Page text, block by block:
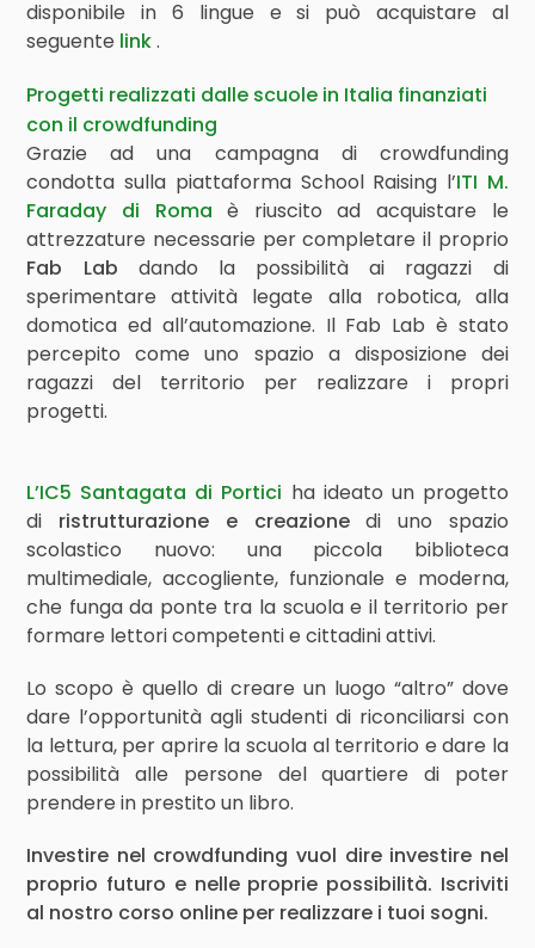
disponibile in 6 lingue e si può acquistare al
seguente link.
Progetti realizzati dalle scuole in Italia finanziati
con il crowdfunding
Grazie ad una campagna di crowdfunding
condotta sulla piattaforma School Raising l’ITI M.
Faraday di Romaè riuscito ad acquistare le
attrezzature necessarie per completare il proprio
Fab Lab dando la possibilità ai ragazzi di
sperimentare attività legate alla robotica, alla
domotica ed all’automazione. Il Fab Lab è stato
percepito come uno spazio a disposizione dei
ragazzi del territorio per realizzare i propri
progetti.
L’IC5 Santagata di Portici ha ideato un progetto
di ristrutturazione e creazionedi uno spazio
scolastico nuovo: una piccola biblioteca
multimediale, accogliente, funzionale e moderna,
che funga da ponte tra la scuola e il territorio per
formare lettori competenti e cittadini attivi.
Lo scopo è quello di creare un luogo “altro” dove
dare l’opportunità agli studenti di riconciliarsi con
la lettura, per aprire la scuola al territorio e dare la
possibilità alle persone del quartiere di poter
prendere in prestito un libro.
Investire nel crowdfunding vuol dire investire nel
proprio futuro e nelle proprie possibilità. Iscriviti
al nostro corso online per realizzare i tuoi sogni.